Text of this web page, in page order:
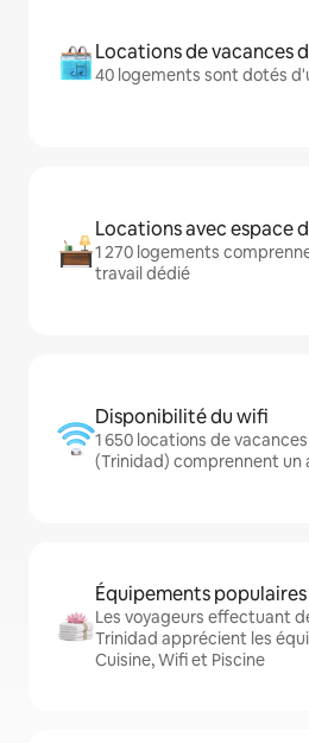
Locations de vacances
40 logements sont dotés
Locations avec espace
1 270 logements
travail dédié
Disponibilité du wifi
1 650 locations de
(Trinidad) comprennent un
Équipements
Les voyageurs effectuant
Trinidad apprécient les
Cuisine, Wifi et Piscine